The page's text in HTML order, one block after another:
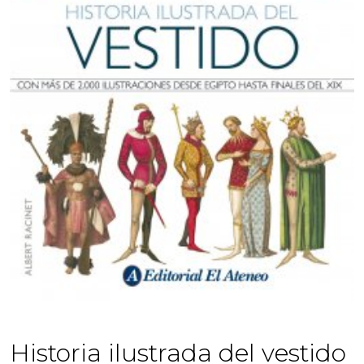
Previous Next
Historia ilustrada del vestido